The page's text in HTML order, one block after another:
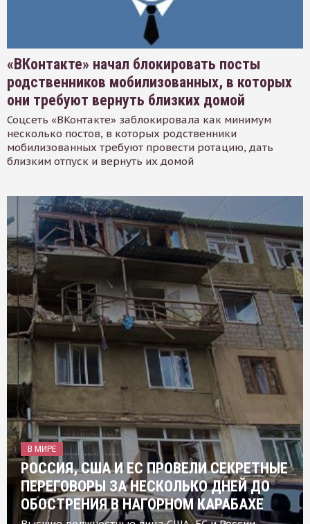
«ВКонтакте» начал блокировать посты
родственников мобилизованных, в которых
они требуют вернуть близких домой
Соцсеть «ВКонтакте» заблокировала как минимум
несколько постов, в которых родственники
мобилизованных требуют провести ротацию, дать
близким отпуск и вернуть их домой
В МИРЕ
РОССИЯ, США И ЕС ПРОВЕЛИ СЕКРЕТНЫЕ
ПЕРЕГОВОРЫ ЗА НЕСКОЛЬКО ДНЕЙ ДО
ОБОСТРЕНИЯ В НАГОРНОМ КАРАБАХЕ